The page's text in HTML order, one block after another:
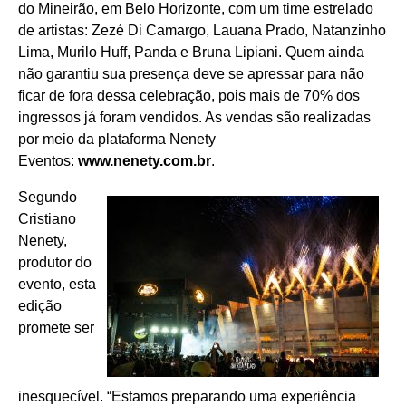
do Mineirão, em Belo Horizonte, com um time estrelado
de artistas: Zezé Di Camargo, Lauana Prado, Natanzinho
Lima, Murilo Huff, Panda e Bruna Lipiani. Quem ainda
não garantiu sua presença deve se apressar para não
ficar de fora dessa celebração, pois mais de 70% dos
ingressos já foram vendidos. As vendas são realizadas
por meio da plataforma Nenety
Eventos: www.nenety.com.br.
Segundo
Cristiano
Nenety,
produtor do
evento, esta
edição
promete ser
inesquecível. “Estamos preparando uma experiência